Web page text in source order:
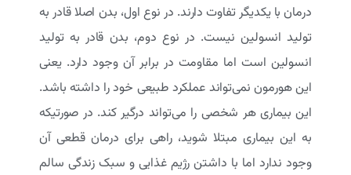
درمان با یکدیگر تفاوت دارند. در نوع اول، بدن اصلا قادر به
تولید انسولین نیست. در نوع دوم، بدن قادر به تولید
انسولین است اما مقاومت در برابر آن وجود دارد. یعنی
این هورمون نمی‌تواند عملکرد طبیعی خود را داشته باشد.
این بیماری هر شخصی را می‌تواند درگیر کند. در صورتیکه
به این بیماری مبتلا شوید، راهی برای درمان قطعی آن
وجود ندارد اما با داشتن رژیم غذایی و سبک زندگی سالم